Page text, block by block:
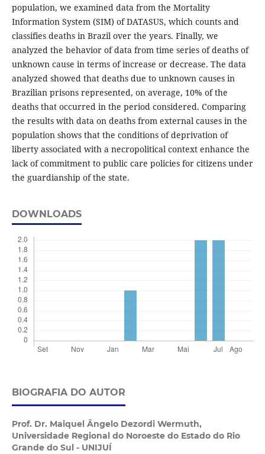
population, we examined data from the Mortality
Information System (SIM) of DATASUS, which counts and
classifies deaths in Brazil over the years. Finally, we
analyzed the behavior of data from time series of deaths of
unknown cause in terms of increase or decrease. The data
analyzed showed that deaths due to unknown causes in
Brazilian prisons represented, on average, 10% of the
deaths that occurred in the period considered. Comparing
the results with data on deaths from external causes in the
population shows that the conditions of deprivation of
liberty associated with a necropolitical context enhance the
lack of commitment to public care policies for citizens under
the guardianship of the state.
DOWNLOADS
BIOGRAFIA DO AUTOR
Prof. Dr. Maiquel Ângelo Dezordi Wermuth,
Universidade Regional do Noroeste do Estado do Rio
Grande do Sul - UNIJUÍ